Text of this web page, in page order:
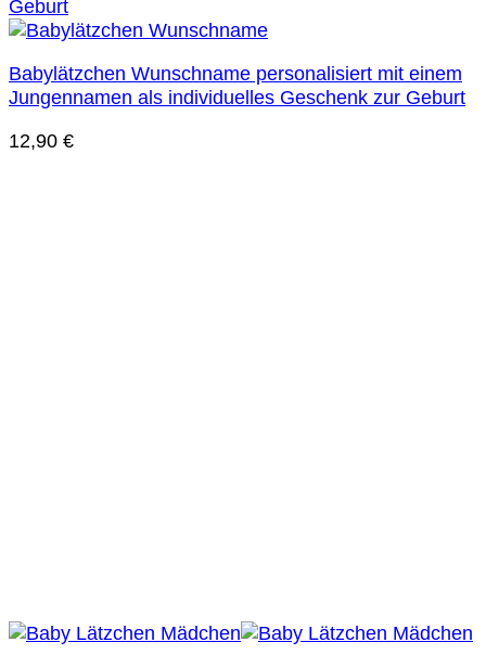
Babylätzchen Wunschname personalisiert mit einem
Jungennamen als individuelles Geschenk zur Geburt
12,90 €